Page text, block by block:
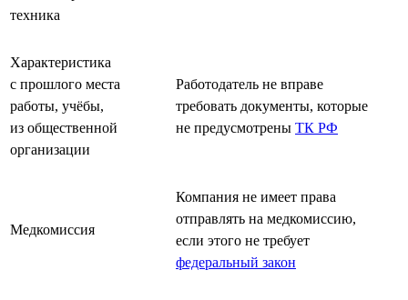
техника
Характеристика
с прошлого места
работы, учёбы,
из общественной
организации
Работодатель не вправе
требовать документы, которые
не предусмотрены ТК РФ
Медкомиссия
Компания не имеет права
отправлять на медкомиссию,
если этого не требует
федеральный закон